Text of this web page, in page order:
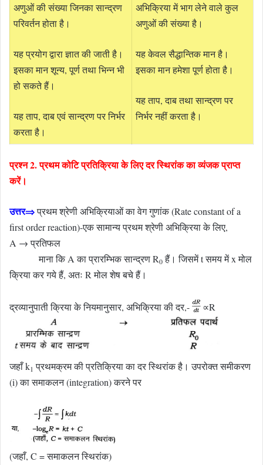
अणुओं की संख्या जिनका सान्द्रण
परिवर्तन होता है।
यह प्रयोग द्वारा ज्ञात की जाती है।
इसका मान शून्य, पूर्ण तथा भिन्न भी
हो सकते हैं।
यह ताप, दाब एवं सान्द्रण पर निर्भर
करता है।
अभिक्रिया में भाग लेने वाले कुल
अणुओं की संख्या है।
यह केवल सैद्धान्तिक मान है।
इसका मान हमेशा पूर्ण होता है।
यह ताप, दाब तथा सान्द्रण पर
निर्भर नहीं करता है।
प्रश्न 2. प्रथम कोटि प्रतिक्रिया के लिए दर स्थिरांक का व्यंजक प्राप्त
करें।
उत्तर⇒प्रथम श्रेणी अभिक्रियाओं का वेग गुणांक (Rate constant of a
first order reaction)-एक सामान्य प्रथम श्रेणी अभिक्रिया के लिए,
A → प्रतिफल
माना कि A का प्रारम्भिक सान्द्रण R0हैं। जिसमें t समय में x मोल
क्रिया कर गये हैं, अतः R मोल शेष बचे हैं।
द्रव्यानुपाती क्रिया के नियमानुसार, अभिक्रिया की दर,- ∝R
जहाँ k1 प्रथमक्रम की प्रतिक्रिया का दर स्थिरांक है। उपरोक्त समीकरण
(i) का समाकलन (integration) करने पर
(जहाँ, C = समाकलन स्थिरांक)